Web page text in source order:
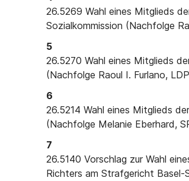
26.5269 Wahl eines Mitglieds
Sozialkommission (Nachfolge
5
26.5270 Wahl eines Mitglieds
(Nachfolge Raoul I. Furlano,
6
26.5214 Wahl eines Mitglieds
(Nachfolge Melanie Eberhard,
7
26.5140 Vorschlag zur Wahl
Richters am Strafgericht